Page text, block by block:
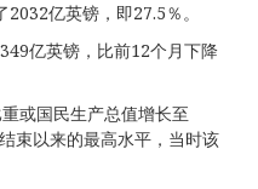
亿英镑，即27.5％。
亿英镑，比前12个月下降
或国民生产总值增长至
束以来的最高水平，当时该